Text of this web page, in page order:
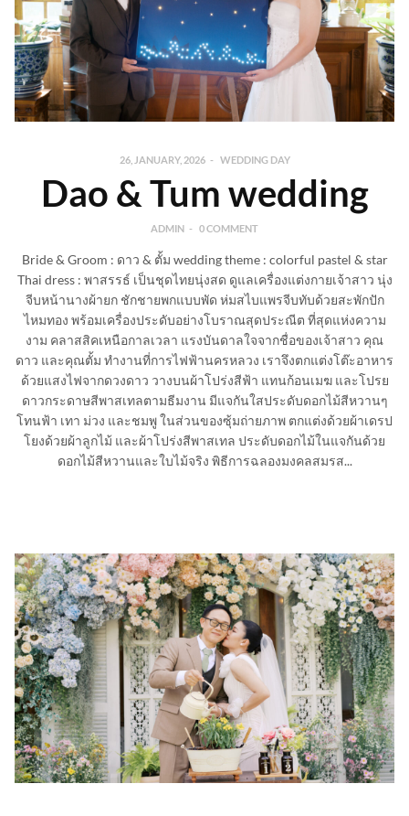
26, JANUARY, 2026 WEDDING DAY
Dao & Tum wedding
ADMIN 0 COMMENT
Bride & Groom : ดาว & ตั้ม wedding theme : colorful pastel & star
Thai dress : พาสรรธ์ เป็นชุดไทยนุ่งสด ดูแลเครื่องแต่งกายเจ้าสาว นุ่ง
จีบหน้านางผ้ายก ชักชายพกแบบพัด ห่มสไบแพรจีบทับด้วยสะพักปัก
ไหมทอง พร้อมเครื่องประดับอย่างโบราณสุดประณีต ที่สุดแห่งความ
งาม คลาสสิคเหนือกาลเวลา แรงบันดาลใจจากชื่อของเจ้าสาว คุณ
ดาว และคุณตั้ม ทำงานที่การไฟฟ้านครหลวง เราจึงตกแต่งโต๊ะอาหาร
ด้วยแสงไฟจากดวงดาว วางบนผ้าโปร่งสีฟ้า แทนก้อนเมฆ และโปรย
ดาวกระดาษสีพาสเทลตามธีมงาน มีแจกันใสประดับดอกไม้สีหวานๆ
โทนฟ้า เทา ม่วง และชมพู ในส่วนของซุ้มถ่ายภาพ ตกแต่งด้วยผ้าเดรป
โยงด้วยผ้าลูกไม้ และผ้าโปร่งสีพาสเทล ประดับดอกไม้ในแจกันด้วย
ดอกไม้สีหวานและใบไม้จริง พิธีการฉลองมงคลสมรส...